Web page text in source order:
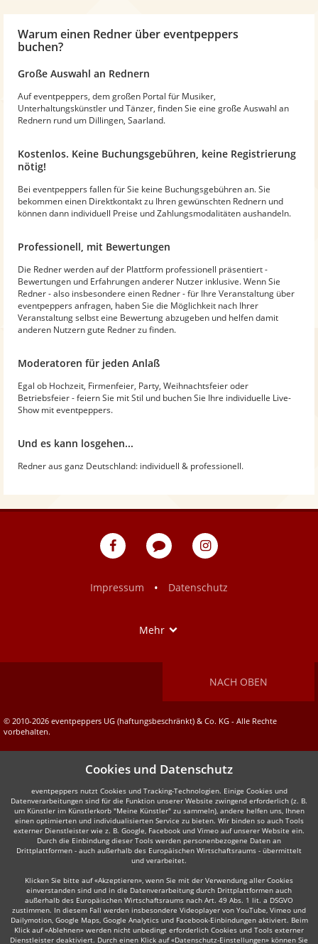
Warum einen Redner über eventpeppers
buchen?
Große Auswahl an Rednern
Auf eventpeppers, dem großen Portal für Musiker,
Unterhaltungskünstler und Tänzer, finden Sie eine große Auswahl an
Rednern rund um Dillingen, Saarland.
Kostenlos. Keine Buchungsgebühren, keine Registrierung
nötig!
Bei eventpeppers fallen für Sie keine Buchungsgebühren an. Sie
bekommen einen Direktkontakt zu Ihren gewünschten Rednern und
können dann individuell Preise und Zahlungsmodalitäten aushandeln.
Professionell, mit Bewertungen
Die Redner werden auf der Plattform professionell präsentiert -
Bewertungen und Erfahrungen anderer Nutzer inklusive. Wenn Sie
Redner - also insbesondere einen Redner - für Ihre Veranstaltung über
eventpeppers anfragen, haben Sie die Möglichkeit nach Ihrer
Veranstaltung selbst eine Bewertung abzugeben und helfen damit
anderen Nutzern gute Redner zu finden.
Moderatoren für jeden Anlaß
Egal ob Hochzeit, Firmenfeier, Party, Weihnachtsfeier oder
Betriebsfeier - feiern Sie mit Stil und buchen Sie Ihre individuelle Live-
Show mit eventpeppers.
Und es kann losgehen...
Redner aus ganz Deutschland: individuell & professionell.
eventpeppers
Blog
eventpeppers
Impressum
• Datenschutz
Mehr
NACH OBEN
© 2010-2026 eventpeppers UG (haftungsbeschränkt) & Co. KG - Alle Rechte
vorbehalten.
Cookies und Datenschutz
eventpeppers nutzt Cookies und Tracking-Technologien. Einige Cookies und
Datenverarbeitungen sind für die Funktion unserer Website zwingend erforderlich (z. B.
um Künstler im Künstlerkorb "Meine Künstler" zu sammeln), andere helfen uns, Ihnen
einen optimierten und individualisierten Service zu bieten. Wir binden so auch Tools
externer Dienstleister wie z. B. Google, Facebook und Vimeo auf unserer Website ein.
Durch die Einbindung dieser Tools werden personenbezogene Daten an
Drittplattformen - auch außerhalb des Europäischen Wirtschaftsraums - übermittelt
und verarbeitet.
Klicken Sie bitte auf «Akzeptieren», wenn Sie mit der Verwendung aller Cookies
einverstanden sind und in die Datenverarbeitung durch Drittplattformen auch
außerhalb des Europäischen Wirtschaftsraums nach Art. 49 Abs. 1 lit. a DSGVO
zustimmen. In diesem Fall werden insbesondere Videoplayer von YouTube, Vimeo und
Dailymotion, Google Maps, Google Analytics und Facebook-Einbindungen aktiviert. Beim
Klick auf «Ablehnen» werden nicht unbedingt erforderlich Cookies und Tools externer
Dienstleister deaktiviert. Durch einen Klick auf «Datenschutz-Einstellungen» können Sie